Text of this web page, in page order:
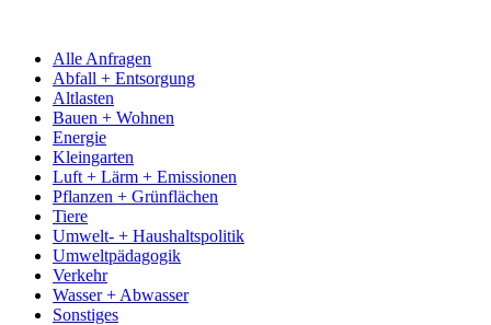
Alle Anfragen
Abfall + Entsorgung
Altlasten
Bauen + Wohnen
Energie
Kleingarten
Luft + Lärm + Emissionen
Pflanzen + Grünflächen
Tiere
Umwelt- + Haushaltspolitik
Umweltpädagogik
Verkehr
Wasser + Abwasser
Sonstiges